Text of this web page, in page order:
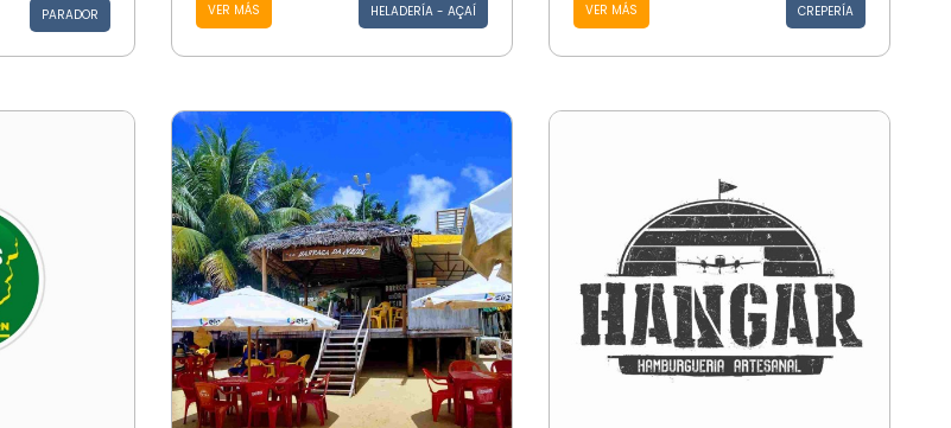
PARADOR VER MÁS HELADERÍA - AÇAÍ VER MÁS CREPERÍA